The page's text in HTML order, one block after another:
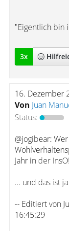
-----------------
"Eigentlich bin
3x
16. Dezember
Von Juan
Status:
@jogibear:
Jahr in der
... und das ist
-- Editiert von
16:45:29